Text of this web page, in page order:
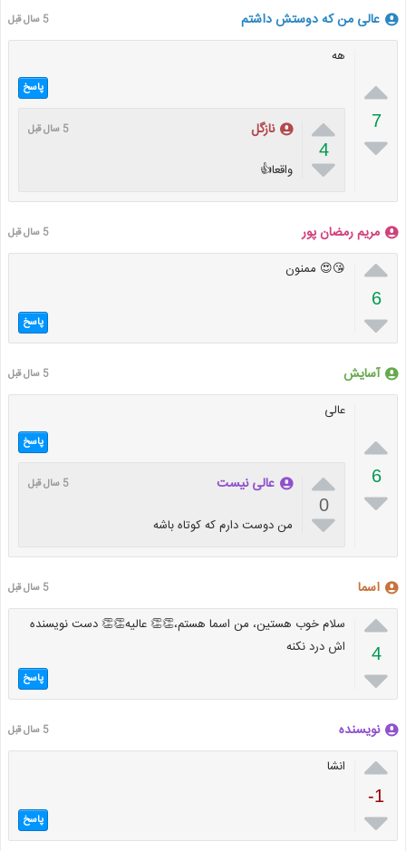
عالی من که دوستش داشتم 5 سال قبل

7

هه
پاسخ

4

نازگل 5 سال قبل
واقعا👍
مریم رمضان پور 5 سال قبل

6

😘😍 ممنون
پاسخ
آسایش 5 سال قبل

6

عالی
پاسخ

0

عالی نیست 5 سال قبل
من دوست دارم که کوتاه باشه
اسما 5 سال قبل

4

سلام خوب هستین، من اسما هستم،👏👏 عالیه👏👏 دست نویسنده
اش درد نکنه
پاسخ
نویسنده 5 سال قبل

-1

انشا
پاسخ